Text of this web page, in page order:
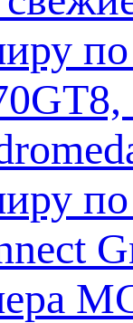
по
по